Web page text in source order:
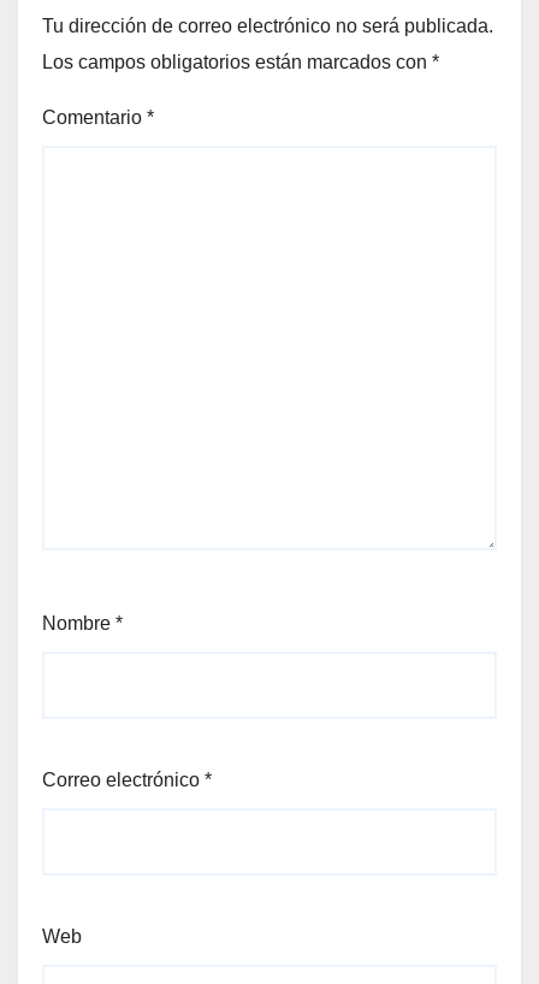
Tu dirección de correo electrónico no será publicada.
Los campos obligatorios están marcados con *
Comentario *
Nombre *
Correo electrónico *
Web